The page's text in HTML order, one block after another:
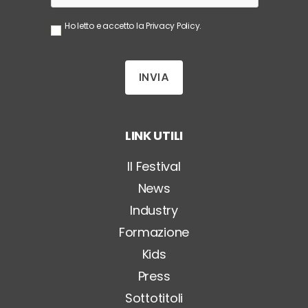
S
z
a
l
*
Ho letto e accetto laPrivacy Policy.
LINK UTILI
Il Festival
News
Industry
Formazione
Kids
Press
Sottotitoli